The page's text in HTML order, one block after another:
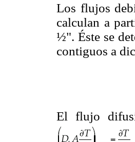
Los flujos
calculan a
½". Éste se
contiguos a
El flujo